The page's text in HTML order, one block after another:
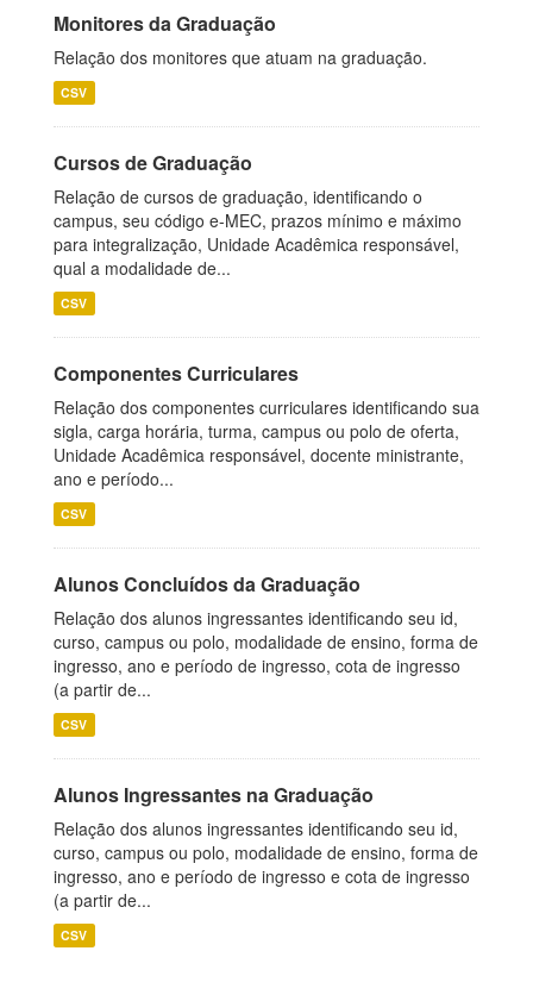
Monitores da Graduação
Relação dos monitores que atuam na graduação.
CSV
Cursos de Graduação
Relação de cursos de graduação, identificando o
campus, seu código e-MEC, prazos mínimo e máximo
para integralização, Unidade Acadêmica responsável,
qual a modalidade de...
CSV
Componentes Curriculares
Relação dos componentes curriculares identificando sua
sigla, carga horária, turma, campus ou polo de oferta,
Unidade Acadêmica responsável, docente ministrante,
ano e período...
CSV
Alunos Concluídos da Graduação
Relação dos alunos ingressantes identificando seu id,
curso, campus ou polo, modalidade de ensino, forma de
ingresso, ano e período de ingresso, cota de ingresso
(a partir de...
CSV
Alunos Ingressantes na Graduação
Relação dos alunos ingressantes identificando seu id,
curso, campus ou polo, modalidade de ensino, forma de
ingresso, ano e período de ingresso e cota de ingresso
(a partir de...
CSV